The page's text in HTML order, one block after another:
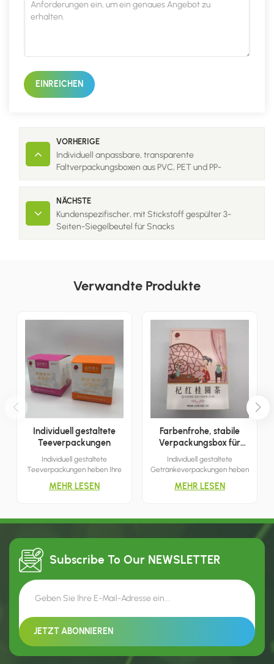
EINREICHEN
VORHERIGE
Individuell anpassbare, transparente
Faltverpackungsboxen aus PVC, PET und PP-
NÄCHSTE
Kundenspezifischer, mit Stickstoff gespülter 3-
Seiten-Siegelbeutel für Snacks
Verwandte Produkte
Individuell gestaltete
Teeverpackungen
Individuell gestaltete
Teeverpackungen heben Ihre
Marketing und Vertrieb. Das
Ihnen eine größere Auswahl an
MEHR LESEN
Farbenfrohe, stabile
Verpackungsbox für
Getränke
Individuell gestaltete
Getränkeverpackungen heben
wirkungsvoll hervor und eignen
Einzelhandelsgeschäfte,
MEHR LESEN
Subscribe To Our NEWSLETTER